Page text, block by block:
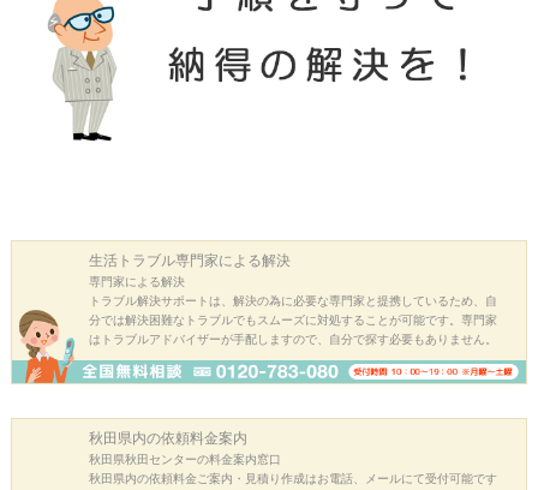
生活トラブル専門家による解決
専門家による解決
トラブル解決サポートは、解決の為に必要な専門家と提携しているため、自
分では解決困難なトラブルでもスムーズに対処することが可能です。専門家
はトラブルアドバイザーが手配しますので、自分で探す必要もありません。
秋田県内の依頼料金案内
秋田県秋田センターの料金案内窓口
秋田県内の依頼料金ご案内・見積り作成はお電話、メールにて受付可能です